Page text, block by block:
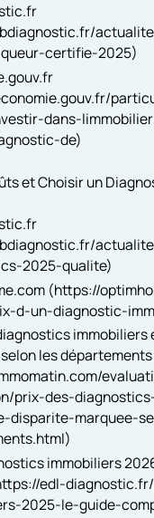
certifie-2025)
dans-
de)
et Choisir un
2025-qualite)
(https://
d-un-diagnostic-
immobiliers
les départements
prix-des-
disparite-marquee-
immobiliers
edl-
2025-le-guide-